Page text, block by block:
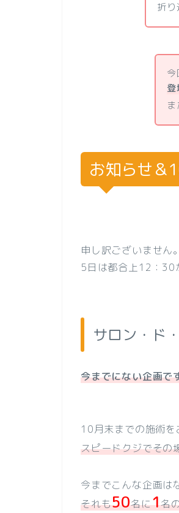
折
お知らせ＆
申し訳ございません。
5日は都合上12：30
サロン・ド
今までにない企画で
10月末までの施術を
スピードクジでその
今までこんな企画は
それも50名に1名